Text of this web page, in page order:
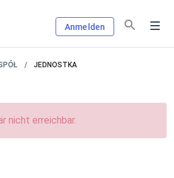
Anmelden
JEDNOSTKA
nicht erreichbar.